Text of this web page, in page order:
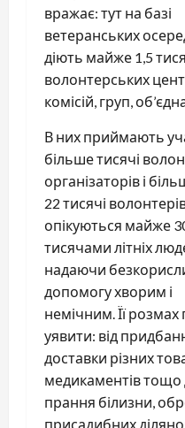
вражає: тут на базі
ветеранських
діють майже 1,5
волонтерських
комісій, груп,
В них приймають
більше тисячі
організаторів і
22 тисячі
опікуються майже
тисячами літніх
надаючи
допомогу хворим і
немічним. Її розмах
уявити: від
доставки різних
медикаментів тощо
прання білизни,
присадибних